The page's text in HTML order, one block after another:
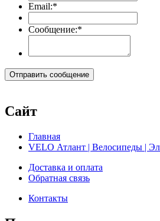
Email:*
Сообщение:*
Сайт
Главная
VELO Атлант | Велосипеды |
Доставка и оплата
Обратная связь
Контакты